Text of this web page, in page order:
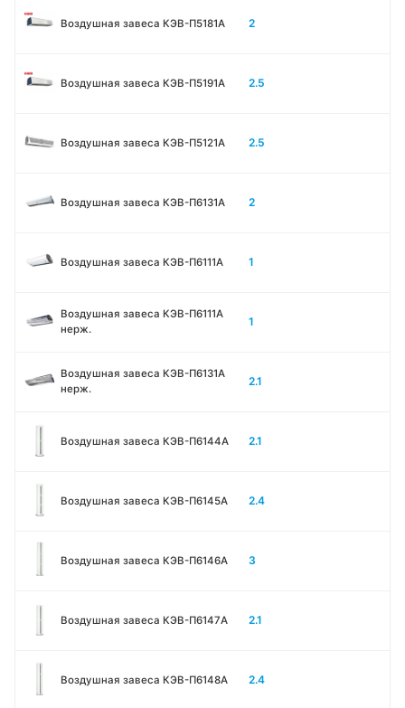
Воздушная завеса КЭВ-П5181А 2
Воздушная завеса КЭВ-П5191А 2.5
Воздушная завеса КЭВ-П5121А 2.5
Воздушная завеса КЭВ-П6131A 2
Воздушная завеса КЭВ-П6111A 1
Воздушная завеса КЭВ-П6111A
нерж.
1
Воздушная завеса КЭВ-П6131A
нерж.
2.1
Воздушная завеса КЭВ-П6144A 2.1
Воздушная завеса КЭВ-П6145A 2.4
Воздушная завеса КЭВ-П6146A 3
Воздушная завеса КЭВ-П6147A 2.1
Воздушная завеса КЭВ-П6148A 2.4